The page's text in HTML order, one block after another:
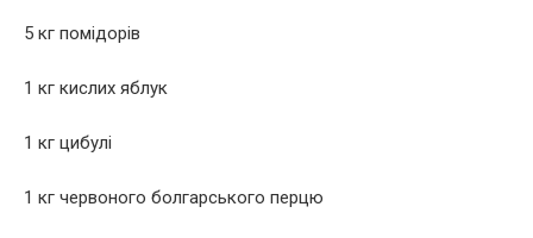
5 кг помідорів
1 кг кислих яблук
1 кг цибулі
1 кг червоного болгарського перцю